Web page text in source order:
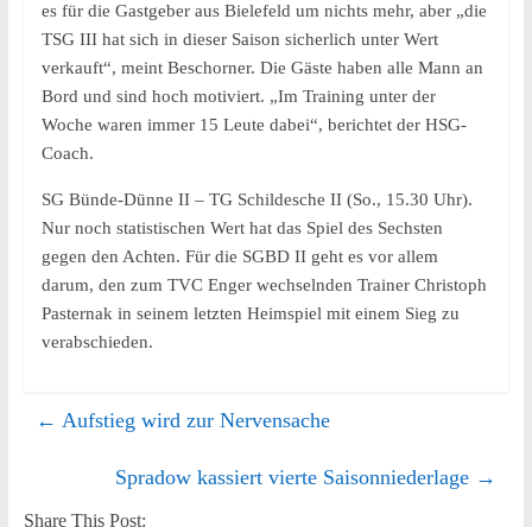
es für die Gastgeber aus Bielefeld um nichts mehr, aber „die
TSG III hat sich in dieser Saison sicherlich unter Wert
verkauft“, meint Beschorner. Die Gäste haben alle Mann an
Bord und sind hoch motiviert. „Im Training unter der
Woche waren immer 15 Leute dabei“, berichtet der HSG-
Coach.
SG Bünde-Dünne II – TG Schildesche II (So., 15.30 Uhr).
Nur noch statistischen Wert hat das Spiel des Sechsten
gegen den Achten. Für die SGBD II geht es vor allem
darum, den zum TVC Enger wechselnden Trainer Christoph
Pasternak in seinem letzten Heimspiel mit einem Sieg zu
verabschieden.
← Aufstieg wird zur Nervensache
Spradow kassiert vierte Saisonniederlage →
Share This Post: